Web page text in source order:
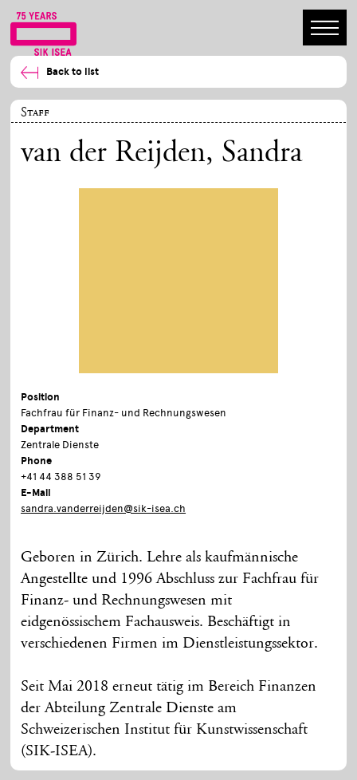
Back to list
Staff
van der Reijden, Sandra
Position
Fachfrau für Finanz- und Rechnungswesen
Department
Zentrale Dienste
Phone
+41 44 388 51 39
E-Mail
sandra.vanderreijden@sik-isea.ch
Geboren in Zürich. Lehre als kaufmännische
Angestellte und 1996 Abschluss zur Fachfrau für
Finanz- und Rechnungswesen mit
eidgenössischem Fachausweis. Beschäftigt in
verschiedenen Firmen im Dienstleistungssektor.
Seit Mai 2018 erneut tätig im Bereich Finanzen
der Abteilung Zentrale Dienste am
Schweizerischen Institut für Kunstwissenschaft
(SIK-ISEA).